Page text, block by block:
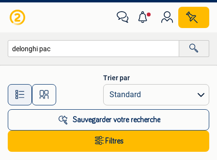
Toutes les distances…
Trier par
Sauvegarder votre recherche
Filtres